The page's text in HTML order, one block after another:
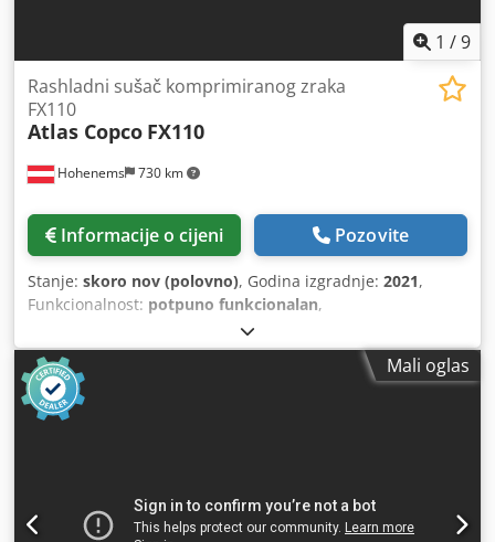
1 /9
Hohenems 730 km
Rashladni sušač komprimiranog zraka
FX110
Atlas Copco FX110
Informacije o cijeni Pozovite
Stanje: skoro nov (polovno), Godina izgradnje: 2021,
Funkcionalnost: potpuno funkcionalan,
Mali oglas